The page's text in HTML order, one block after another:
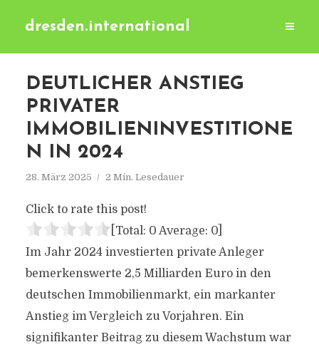
dresden.international
DEUTLICHER ANSTIEG
PRIVATER
IMMOBILIENINVESTITIONE
N IN 2024
28. März 2025 2 Min. Lesedauer
Click to rate this post!
[Total: 0 Average: 0]
Im Jahr 2024 investierten private Anleger
bemerkenswerte 2,5 Milliarden Euro in den
deutschen Immobilienmarkt, ein markanter
Anstieg im Vergleich zu Vorjahren. Ein
signifikanter Beitrag zu diesem Wachstum war